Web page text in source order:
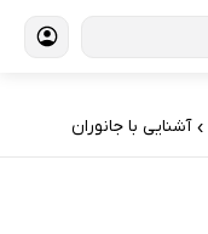
› آشنایی با جانوران